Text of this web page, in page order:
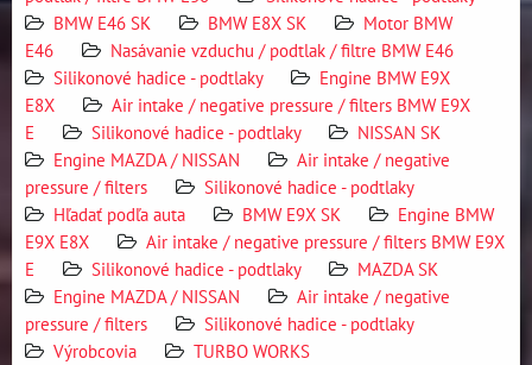
BMW E46 SK
BMW E8X SK
Motor BMW
E46
Nasávanie vzduchu / podtlak / filtre BMW E46
Silikonové hadice - podtlaky
Engine BMW E9X
E8X
Air intake / negative pressure / filters BMW E9X
E
Silikonové hadice - podtlaky
NISSAN SK
Engine MAZDA / NISSAN
Air intake / negative
pressure / filters
Silikonové hadice - podtlaky
Hľadať podľa auta
BMW E9X SK
Engine BMW
E9X E8X
Air intake / negative pressure / filters BMW E9X
E
Silikonové hadice - podtlaky
MAZDA SK
Engine MAZDA / NISSAN
Air intake / negative
pressure / filters
Silikonové hadice - podtlaky
Výrobcovia
TURBO WORKS